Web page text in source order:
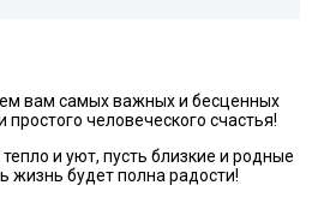
вам самых важных и бесценных
человеческого счастья!
и уют, пусть близкие и родные
жизнь будет полна радости!